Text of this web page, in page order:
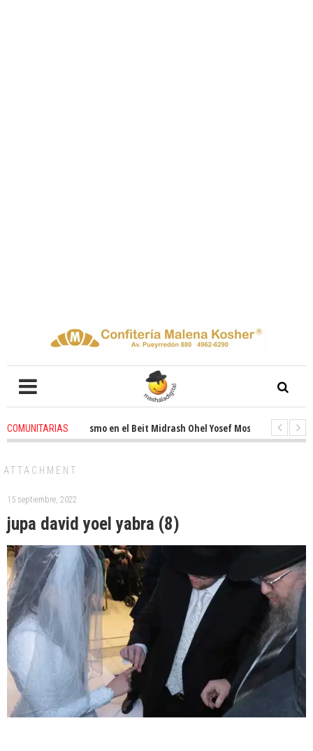
COMUNITARIAS
entusiasmo en el Beit Midrash Ohel Yosef Moshe 1 months ago
ATTACHMENT
15 septiembre, 2022
jupa david yoel yabra (8)